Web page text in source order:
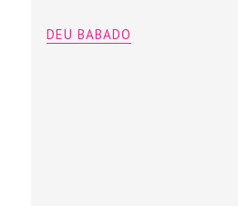
DEU BABADO